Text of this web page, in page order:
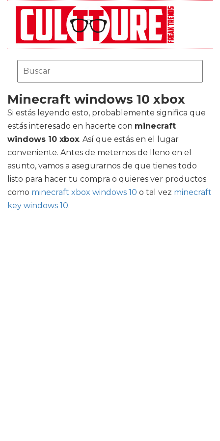
Minecraft windows 10 xbox
Si estás leyendo esto, probablemente significa que
estás interesado en hacerte con minecraft
windows 10 xbox. Así que estás en el lugar
conveniente. Antes de meternos de lleno en el
asunto, vamos a asegurarnos de que tienes todo
listo para hacer tu compra o quieres ver productos
como minecraft xbox windows 10 o tal vez minecraft
key windows 10.